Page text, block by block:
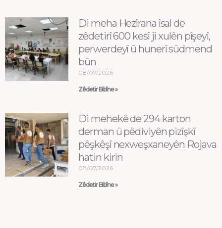
Di meha Hezîrana îsal de
zêdetirî 600 kesî ji xulên pîşeyî,
perwerdeyî û hunerî sûdmend
bûn
08/07/2026
Zêdetir Bibîne »
Di mehekê de 294 karton
derman û pêdiviyên pizîşkî
pêşkêşî nexweşxaneyên Rojava
hatin kirin
08/07/2026
Zêdetir Bibîne »